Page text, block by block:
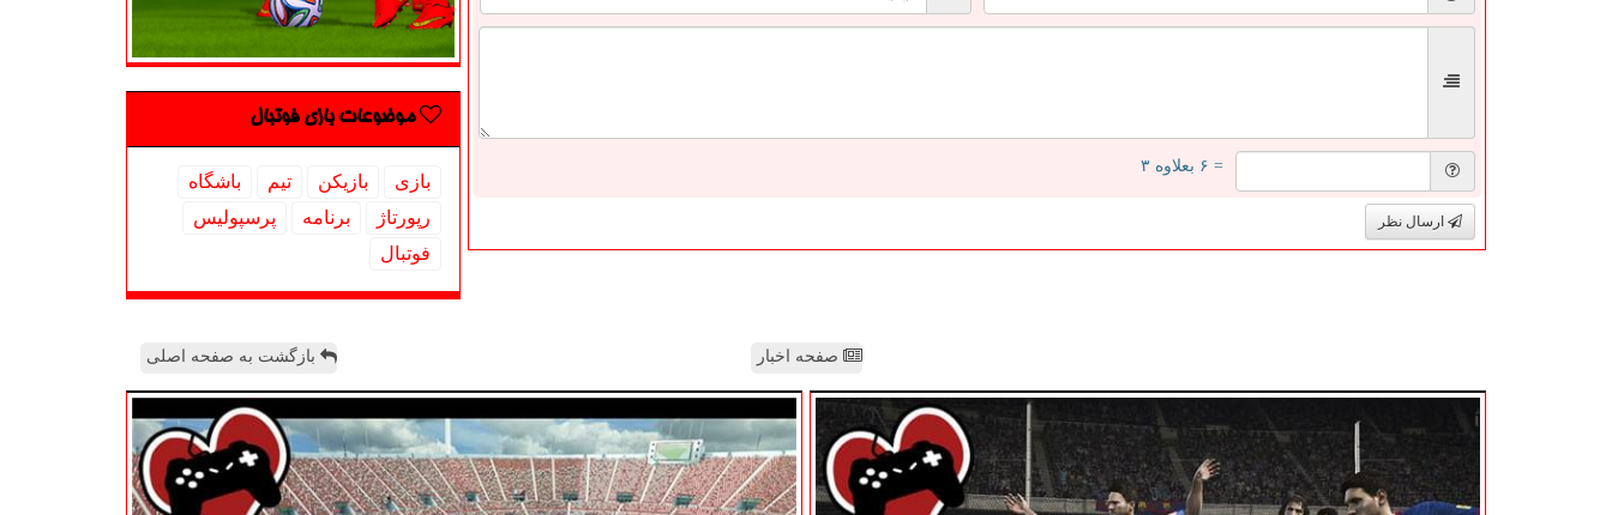
= ۶ بعلاوه ۳
ارسال نظر
موضوعات بازی فوتبال
بازی بازیكن تیم
باشگاه
رپورتاژ
برنامه
پرسپولیس
فوتبال
صفحه اخبار بازگشت به صفحه اصلی